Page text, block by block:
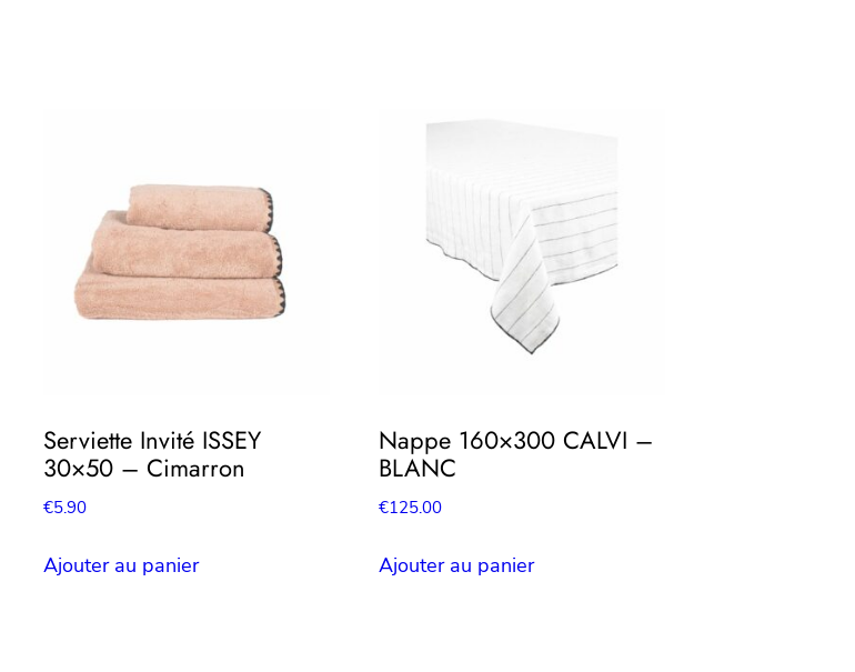
Serviette Invité ISSEY
30×50 – Cimarron
€5.90
Ajouter au panier
Nappe 160×300 CALVI –
BLANC
€125.00
Ajouter au panier